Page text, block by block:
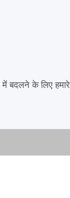
बदलने के लिए